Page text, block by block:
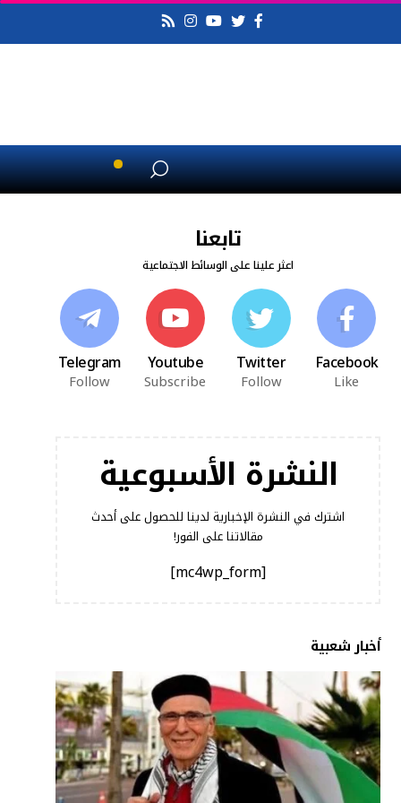
تابعنا
اعثر علينا على الوسائط الاجتماعية
Facebook
Like
Twitter
Follow
Youtube
Subscribe
Telegram
Follow
النشرة الأسبوعية
اشترك في النشرة الإخبارية لدينا للحصول على أحدث
مقالاتنا على الفور!
[mc4wp_form]
أخبار شعبية